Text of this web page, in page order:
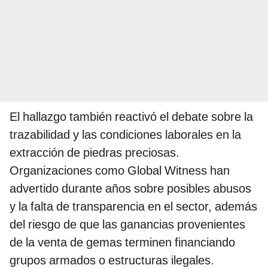
El hallazgo también reactivó el debate sobre la
trazabilidad y las condiciones laborales en la
extracción de piedras preciosas.
Organizaciones como Global Witness han
advertido durante años sobre posibles abusos
y la falta de transparencia en el sector, además
del riesgo de que las ganancias provenientes
de la venta de gemas terminen financiando
grupos armados o estructuras ilegales.